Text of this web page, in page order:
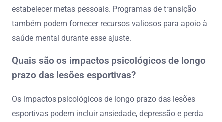
estabelecer metas pessoais. Programas de transição
também podem fornecer recursos valiosos para apoio à
saúde mental durante esse ajuste.
Quais são os impactos psicológicos de longo
prazo das lesões esportivas?
Os impactos psicológicos de longo prazo das lesões
esportivas podem incluir ansiedade, depressão e perda